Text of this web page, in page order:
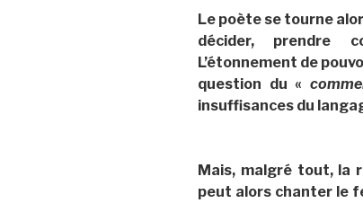
Le poète se tourne
décider, prendre
L’étonnement de
question du «
insuffisances du
Mais, malgré tout, la
peut alors chanter le